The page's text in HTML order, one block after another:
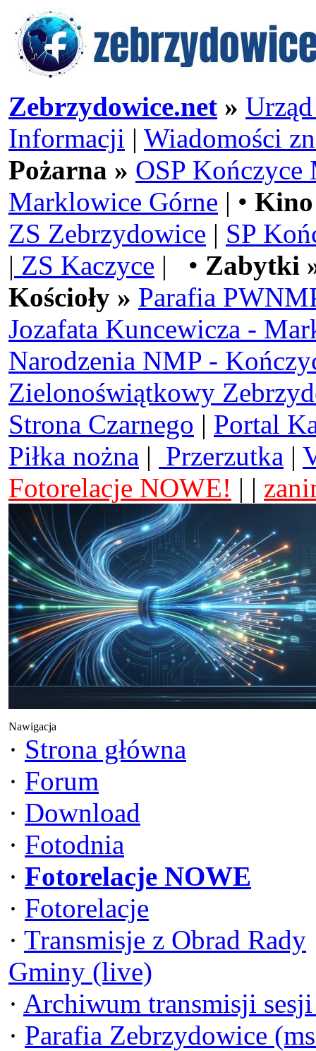
Zebrzydowice.net »
Informacji | Wiadomości
Pożarna » OSP Kończyce
Marklowice Górne | •
ZS Zebrzydowice | SP
| ZS Kaczyce | • Zabytki
Kościoły » Parafia
Jozafata Kuncewicza -
Narodzenia NMP -
Zielonoświątkowy
Strona Czarnego | Portal
Piłka nożna | Przerzutka |
Fotorelacje NOWE! | |
Nawigacja
· Strona główna
· Forum
· Download
· Fotodnia
· Fotorelacje NOWE
· Fotorelacje
· Transmisje z Obrad Rady
Gminy (live)
· Archiwum transmisji
· Parafia Zebrzydowice